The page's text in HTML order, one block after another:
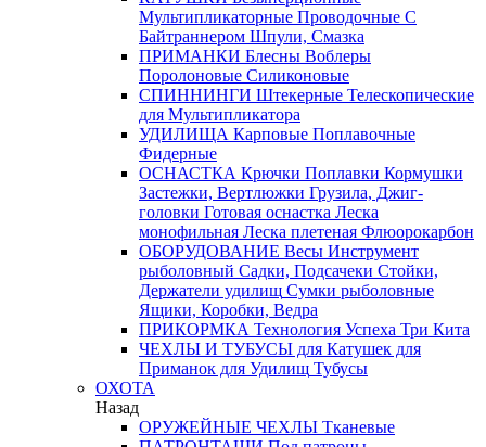
Мультипликаторные Проводочные С
Байтраннером Шпули, Смазка
ПРИМАНКИ Блесны Воблеры
Поролоновые Силиконовые
СПИННИНГИ Штекерные Телескопические
для Мультипликатора
УДИЛИЩА Карповые Поплавочные
Фидерные
ОСНАСТКА Крючки Поплавки Кормушки
Застежки, Вертлюжки Грузила, Джиг-
головки Готовая оснастка Леска
монофильная Леска плетеная Флюорокарбон
ОБОРУДОВАНИЕ Весы Инструмент
рыболовный Садки, Подсачеки Стойки,
Держатели удилищ Сумки рыболовные
Ящики, Коробки, Ведра
ПРИКОРМКА Технология Успеха Три Кита
ЧЕХЛЫ И ТУБУСЫ для Катушек для
Приманок для Удилищ Тубусы
ОХОТА
Назад
ОРУЖЕЙНЫЕ ЧЕХЛЫ Тканевые